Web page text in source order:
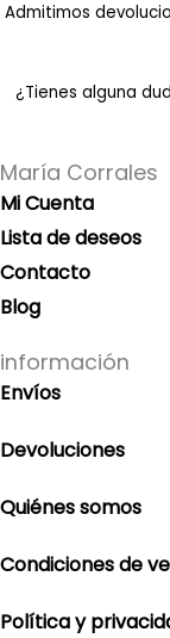
Admitimos
¿Tienes alguna
María Corrales
Mi Cuenta
Lista de deseos
Contacto
Blog
información
Envíos
Devoluciones
Quiénes somos
Condiciones de
Política y